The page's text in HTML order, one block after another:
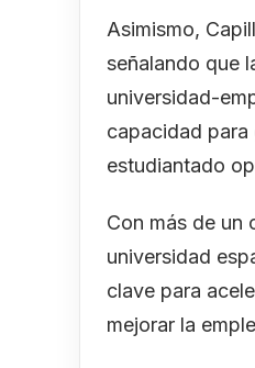
Asimismo,
señalando que
universidad-
capacidad para
estudiantado
Con más de un
universidad
clave para
mejorar la